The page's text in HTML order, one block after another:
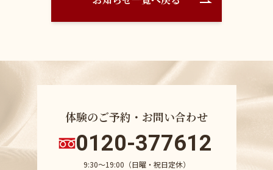
体験のご予約・お問い合わせ
0120-377612
9:30〜19:00（日曜・祝日定休）